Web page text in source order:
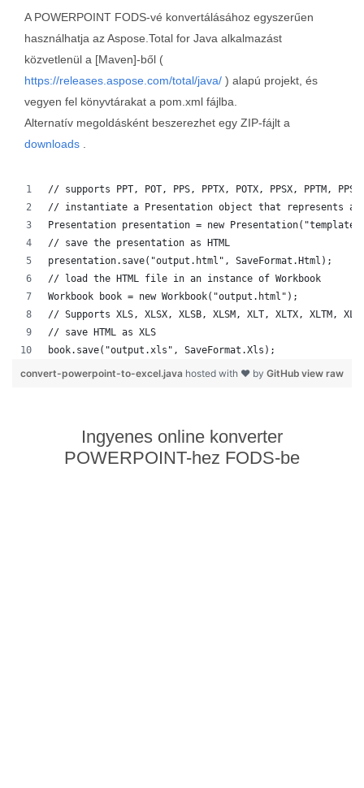
A POWERPOINT FODS-vé konvertálásához egyszerűen
használhatja az Aspose.Total for Java alkalmazást
közvetlenül a [Maven]-ből (
https://releases.aspose.com/total/java/ ) alapú projekt, és
vegyen fel könyvtárakat a pom.xml fájlba.
Alternatív megoldásként beszerezhet egy ZIP-fájlt a
downloads
// supports PPT, POT, PPS, PPTX, POTX, PPSX, PPTM,
// instantiate a Presentation object that represents a
Presentation presentation = new
// save the presentation as HTML
presentation.save("output.html", SaveFormat.Html);
// load the HTML file in an instance of Workbook
Workbook book = new Workbook("output.html");
// Supports XLS, XLSX, XLSB, XLSM, XLT, XLTX, XLTM,
// save HTML as XLS
book.save("output.xls", SaveFormat.Xls);
view raw
convert-powerpoint-to-excel.java hosted with ❤ by GitHub
Ingyenes online konverter
POWERPOINT-hez FODS-be